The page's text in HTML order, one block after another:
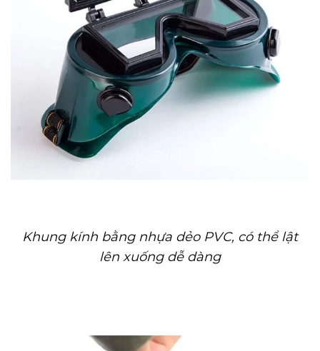
Khung kính bằng nhựa dẻo PVC, có thể lật
lên xuống dễ dàng